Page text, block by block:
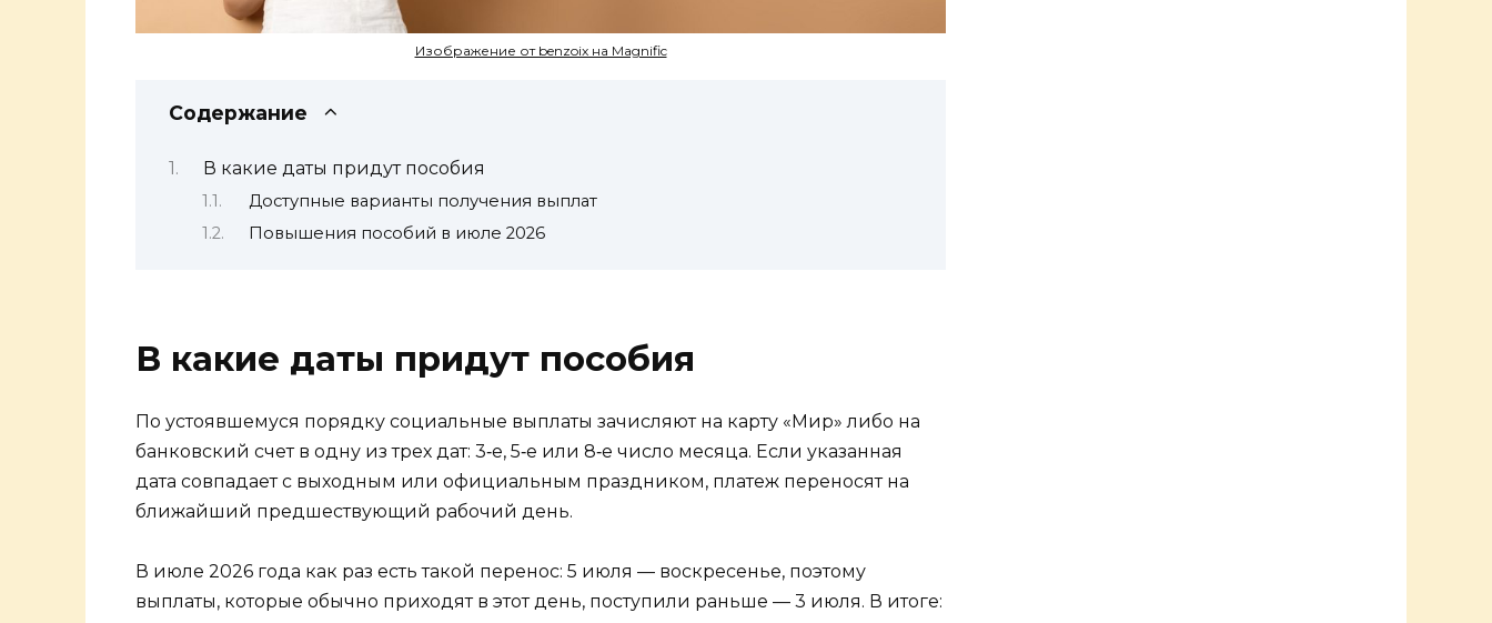
Изображение от benzoix на Magnific
Содержание
В какие даты придут пособия
Доступные варианты получения выплат
Повышения пособий в июле 2026
В какие даты придут пособия
По устоявшемуся порядку социальные выплаты зачисляют на карту «Мир» либо на
банковский счет в одну из трех дат: 3‑е, 5‑е или 8‑е число месяца. Если указанная
дата совпадает с выходным или официальным праздником, платеж переносят на
ближайший предшествующий рабочий день.
В июле 2026 года как раз есть такой перенос: 5 июля — воскресенье, поэтому
выплаты, которые обычно приходят в этот день, поступили раньше — 3 июля. В итоге: